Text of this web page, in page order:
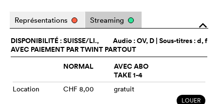
o
Représentations Streaming
Audio :OV, D | Sous-titres : d, f
DISPONIBILITÉ : SUISSE/LI.,
AVEC PAIEMENT PAR TWINT PARTOUT
NORMAL
AVEC ABO
TAKE 1-4
Location CHF 8,00 gratuit
LOUER